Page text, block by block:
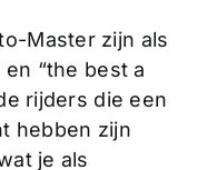
Master zijn als
“the best a
rijders die een
hebben zijn
je als